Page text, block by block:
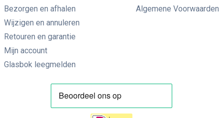
Bezorgen en afhalen
Wijzigen en annuleren
Retouren en garantie
Mijn account
Glasbok leegmelden
Algemene Voorwaarden